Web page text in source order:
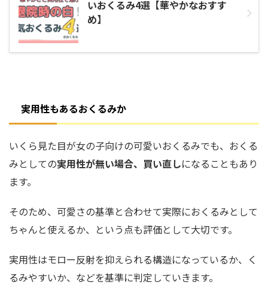
いおくるみ4選【華やかなおすす
め】
実用性もあるおくるみか
いくら見た目が女の子向けの可愛いおくるみでも、おくる
みとしての実用性が無い場合、買い直しになることもあり
ます。
そのため、可愛さの基準と合わせて実際におくるみとして
ちゃんと使えるか、という点も評価として大切です。
実用性はモロー反射を抑えられる構造になっているか、 く
るみやすいか、などを基準に判定していきます。